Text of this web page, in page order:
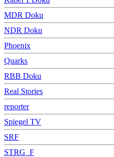
MDR Doku
NDR Doku
Phoenix
Quarks
RBB Doku
Real Stories
reporter
Spiegel TV
SRF
STRG_F